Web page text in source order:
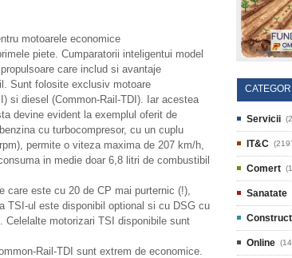
motoarele economice
piete. Cumparatorii inteligentui model
care includ si avantaje
Sunt folosite exclusiv motoare
si diesel (Common-Rail-TDI). Iar acestea
devine evident la exemplul oferit de
cu turbocompresor, cu un cuplu
permite o viteza maxima de 207 km/h,
in medie doar 6,8 litri de combustibil
care este cu 20 de CP mai purternic (!),
TSI-ul este disponibil optional si cu DSG cu
motorizari TSI disponibile sunt
Rail-TDI sunt extrem de economice.
Servicii
IT&C
Comert
Sanatate
Online